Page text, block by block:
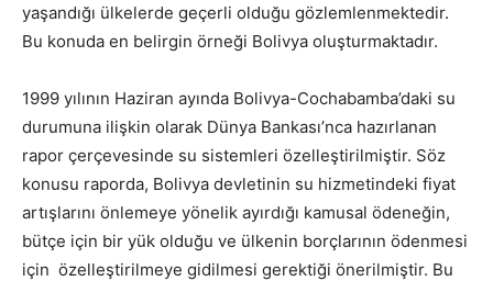
yaşandığı ülkelerde geçerli olduğu gözlemlenmektedir.
Bu konuda en belirgin örneği Bolivya oluşturmaktadır.
1999 yılının Haziran ayında Bolivya-Cochabamba’daki su
durumuna ilişkin olarak Dünya Bankası’nca hazırlanan
rapor çerçevesinde su sistemleri özelleştirilmiştir. Söz
konusu raporda, Bolivya devletinin su hizmetindeki fiyat
artışlarını önlemeye yönelik ayırdığı kamusal ödeneğin,
bütçe için bir yük olduğu ve ülkenin borçlarının ödenmesi
için özelleştirilmeye gidilmesi gerektiği önerilmiştir. Bu